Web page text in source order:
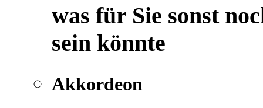
was für Sie sonst
sein könnte
Akkordeon